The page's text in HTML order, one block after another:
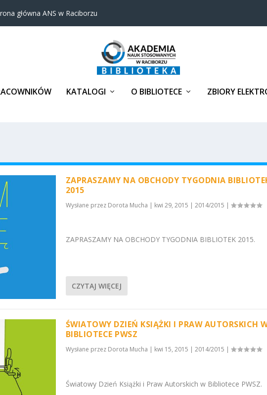
główna ANS w Raciborzu
KATALOGI O BIBLIOTECE ZBIORY
ZAPRASZAMY NA OBCHODY TYGODNIA
2015
Wysłane przez Dorota Mucha | kwi 29, 2015 | 2014/2015 |
ZAPRASZAMY NA OBCHODY TYGODNIA BIBLIOTEK 2015.
CZYTAJ WIĘCEJ
ŚWIATOWY DZIEŃ KSIĄŻKI I PRAW AUTORSKICH
BIBLIOTECE PWSZ
Wysłane przez Dorota Mucha | kwi 15, 2015 | 2014/2015 |
Światowy Dzień Książki i Praw Autorskich w Bibliotece PWSZ.